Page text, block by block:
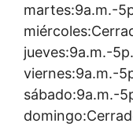
martes:9a.m.-
jueves:9a.m.-
viernes:9a.m.-
sábado:9a.m.-